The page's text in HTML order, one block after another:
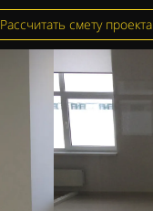
Рассчитать смету проекта